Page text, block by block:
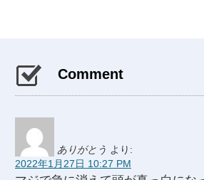
Comment
ありがとう より:
2022年1月27日 10:27 PM